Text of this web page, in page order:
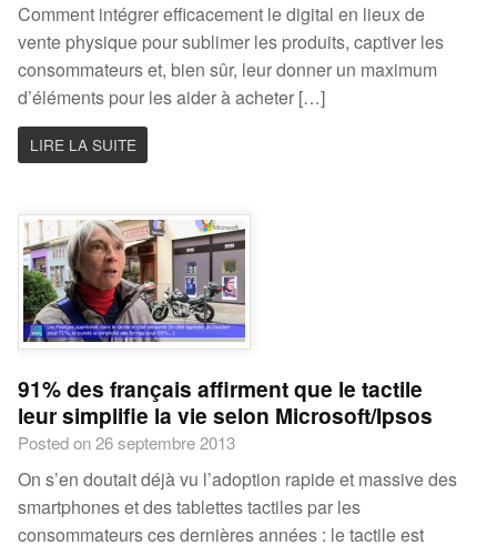
Comment intégrer efficacement le digital en lieux de
vente physique pour sublimer les produits, captiver les
consommateurs et, bien sûr, leur donner un maximum
d’éléments pour les aider à acheter […]
LIRE LA SUITE
91% des français affirment que le tactile
leur simplifie la vie selon Microsoft/Ipsos
Posted on 26 septembre 2013
On s’en doutait déjà vu l’adoption rapide et massive des
smartphones et des tablettes tactiles par les
consommateurs ces dernières années : le tactile est